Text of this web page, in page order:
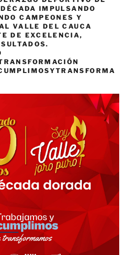
IMPULSANDO
CAMPEONES Y
VALLE DEL CAUCA
DE EXCELENCIA,